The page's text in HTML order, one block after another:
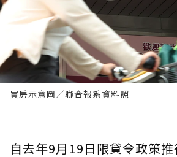
買房示意圖／聯合報系資料照
自去年9月19日限貸令政策